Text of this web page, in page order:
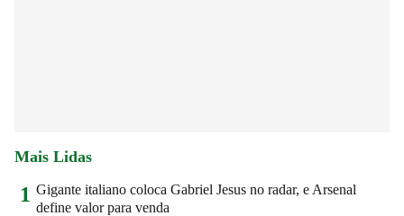
Mais Lidas
1 Gigante italiano coloca Gabriel Jesus no radar, e Arsenal
define valor para venda